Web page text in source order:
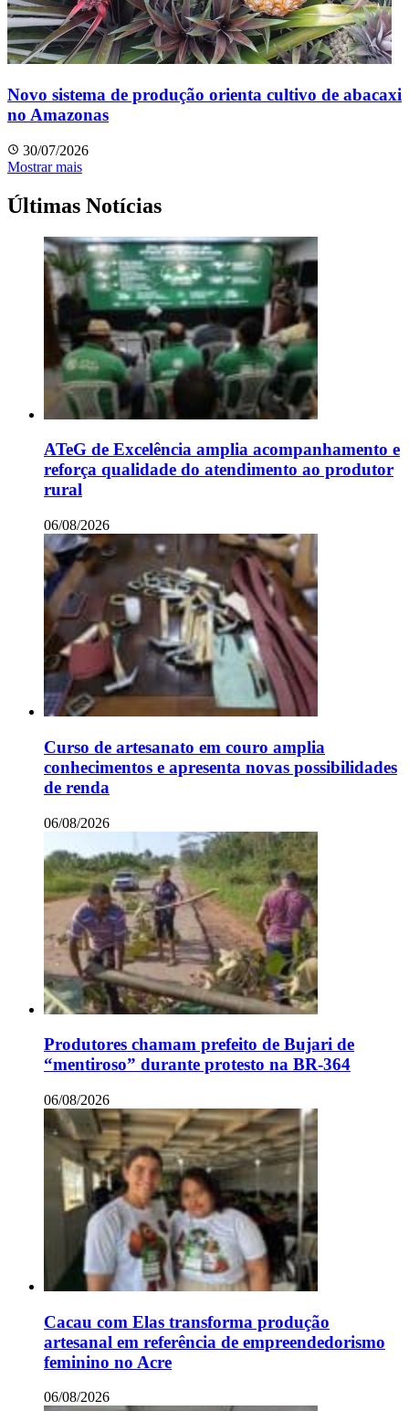
Novo sistema de produção orienta cultivo de abacaxi
no Amazonas
30/07/2026
Mostrar mais
Últimas Notícias
ATeG de Excelência amplia acompanhamento e
reforça qualidade do atendimento ao produtor
rural
06/08/2026
Curso de artesanato em couro amplia
conhecimentos e apresenta novas possibilidades
de renda
06/08/2026
Produtores chamam prefeito de Bujari de
“mentiroso” durante protesto na BR-364
06/08/2026
Cacau com Elas transforma produção
artesanal em referência de empreendedorismo
feminino no Acre
06/08/2026